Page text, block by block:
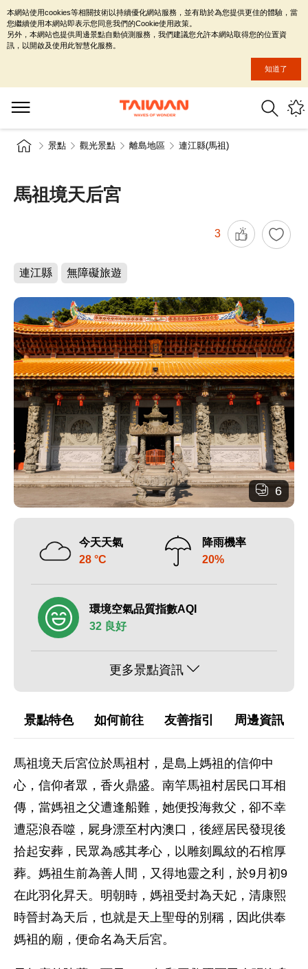
景點 觀光景點 離島地區 連江縣(馬祖)
馬祖境天后宮
3
連江縣 無障礙旅遊
6
今天天氣
28 °C
降雨機率
20%
環境空氣品質指數AQI
32 良好
更多景點資訊
景點特色 如何前往 友善指引 周邊資訊
馬祖境天后宮位於馬祖村，是島上媽祖的信仰中
心，信仰者眾，香火鼎盛。南竿馬祖村居民口耳相
傳，當媽祖之父遭逢船難，她便投海救父，卻不幸
遭惡浪吞噬，屍身漂至村內澳口，後經居民發現後
拾起安葬，民眾為感其孝心，以雕刻鳳紋的石棺厚
葬。媽祖生前為善人間，又得地靈之利，於9月初9
在此羽化昇天。明朝時，媽祖受封為天妃，清康熙
時晉封為天后，也就是天上聖母的別稱，因此供奉
媽袓的廟，便命名為天后宮。
本網站使用cookies等相關技術以持續優化網站服務，並有助於為您提供更佳的體驗，當
您繼續使用本網站即表示您同意我們的Cookie使用政策。
另外，本網站也提供周邊景點自動偵測服務，我們建議您允許本網站取得您的位置資
訊，以開啟及使用此智慧化服務。
知道了